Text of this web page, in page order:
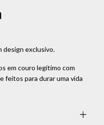
design exclusivo.
em couro legítimo com
feitos para durar uma vida